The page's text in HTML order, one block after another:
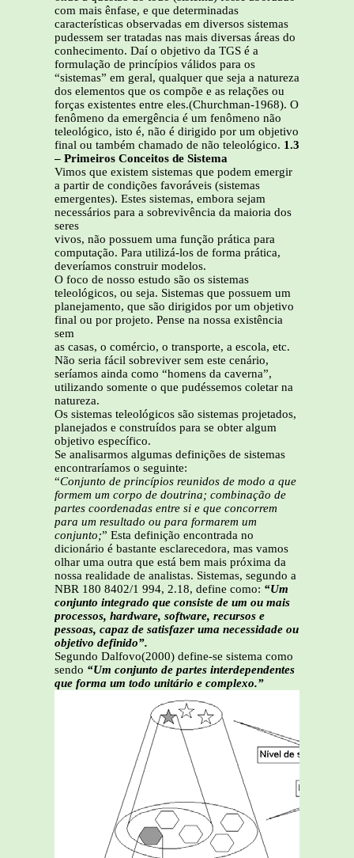
com mais ênfase, e que determinadas
características observadas em diversos sistemas
pudessem ser tratadas nas mais diversas áreas do
conhecimento. Daí o objetivo da TGS é a
formulação de princípios válidos para os
“sistemas” em geral, qualquer que seja a natureza
dos elementos que os compõe e as relações ou
forças existentes entre eles.(Churchman-1968). O
fenômeno da emergência é um fenômeno não
teleológico, isto é, não é dirigido por um objetivo
final ou também chamado de não teleológico. 1.3
– Primeiros Conceitos de Sistema
Vimos que existem sistemas que podem emergir
a partir de condições favoráveis (sistemas
emergentes). Estes sistemas, embora sejam
necessários para a sobrevivência da maioria dos
seres
vivos, não possuem uma função prática para
computação. Para utilizá-los de forma prática,
deveríamos construir modelos.
O foco de nosso estudo são os sistemas
teleológicos, ou seja. Sistemas que possuem um
planejamento, que são dirigidos por um objetivo
final ou por projeto. Pense na nossa existência
sem
as casas, o comércio, o transporte, a escola, etc.
Não seria fácil sobreviver sem este cenário,
seríamos ainda como “homens da caverna”,
utilizando somente o que pudéssemos coletar na
natureza.
Os sistemas teleológicos são sistemas projetados,
planejados e construídos para se obter algum
objetivo específico.
Se analisarmos algumas definições de sistemas
encontraríamos o seguinte:
“Conjunto de princípios reunidos de modo a que
formem um corpo de doutrina; combinação de
partes coordenadas entre si e que concorrem
para um resultado ou para formarem um
conjunto;” Esta definição encontrada no
dicionário é bastante esclarecedora, mas vamos
olhar uma outra que está bem mais próxima da
nossa realidade de analistas. Sistemas, segundo a
NBR 180 8402/1 994, 2.18, define como: “Um
conjunto integrado que consiste de um ou mais
processos, hardware, software, recursos e
pessoas, capaz de satisfazer uma necessidade ou
objetivo definido”.
Segundo Dalfovo(2000) define-se sistema como
sendo “Um conjunto de partes interdependentes
que forma um todo unitário e complexo.”